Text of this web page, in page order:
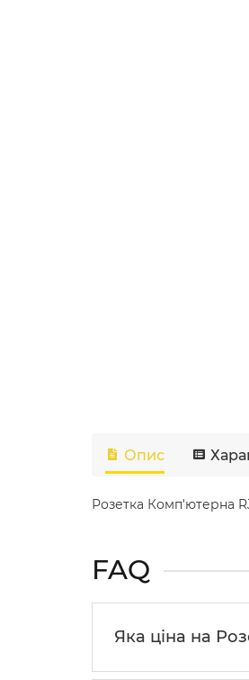
Опис
Розетка Комп'ютерна
FAQ
Яка ціна на